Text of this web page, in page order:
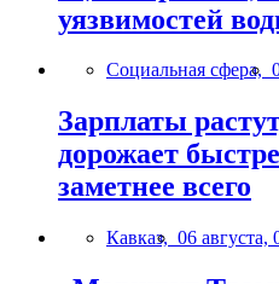
уязвимостей
Социальная сфера,
Зарплаты
дорожает
заметнее всего
Кавказ, 06 августа,